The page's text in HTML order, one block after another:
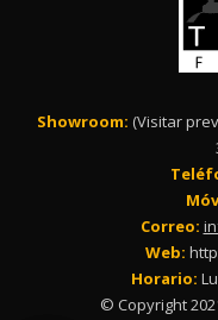
Showroom: (Visitar
Correo:
Web:
Horario:
© Copyright